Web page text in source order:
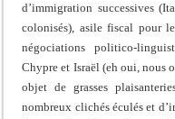
d’immigration successives
colonisés), asile fiscal pour
négociations politico-
Chypre et Israël (eh oui, nous
objet de grasses
nombreux clichés éculés et